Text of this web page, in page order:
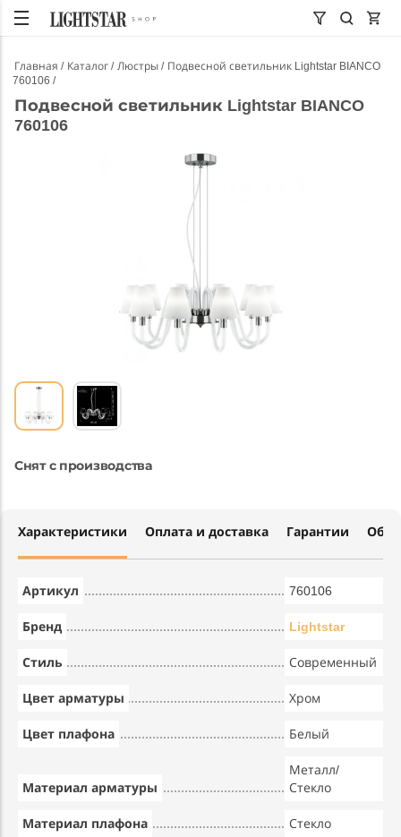
Главная Каталог Люстры
Подвесной светильник Lightstar BIANCO
760106
Подвесной светильник Lightstar BIANCO
760106
Снят с производства
Характеристики Оплата и доставка Гарантии
Артикул 760106
Бренд Lightstar
Стиль Современный
Цвет арматуры Хром
Цвет плафона Белый
Материал арматуры
Металл/
Стекло
Материал плафона Стекло